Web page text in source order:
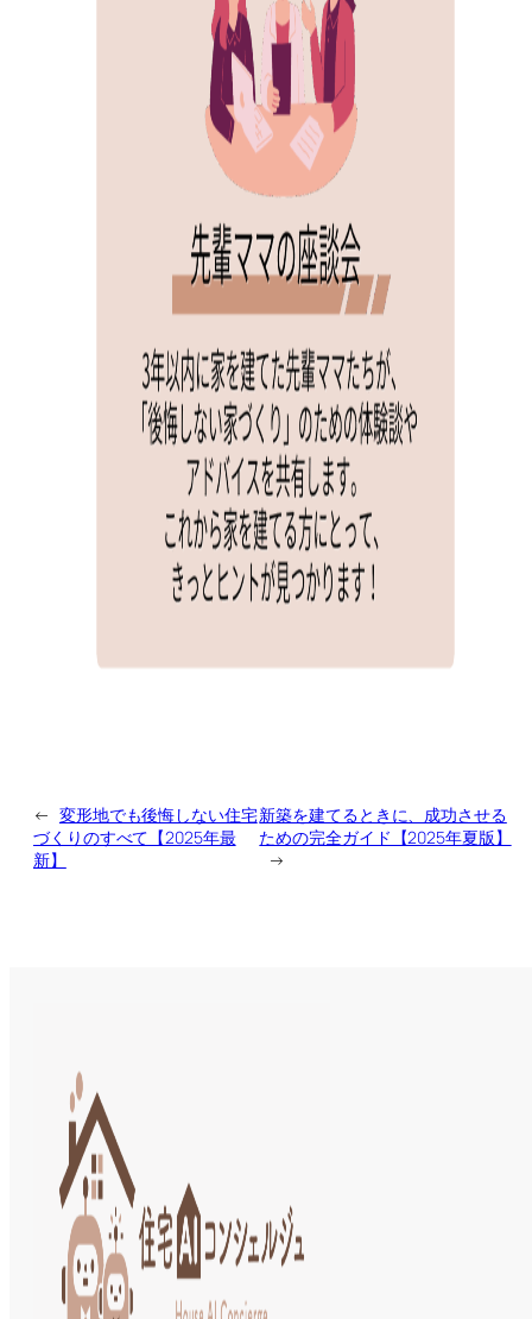
← 変形地でも後悔しない住宅
づくりのすべて【2025年最
新】
新築を建てるときに、成功させる
ための完全ガイド【2025年夏版】
→